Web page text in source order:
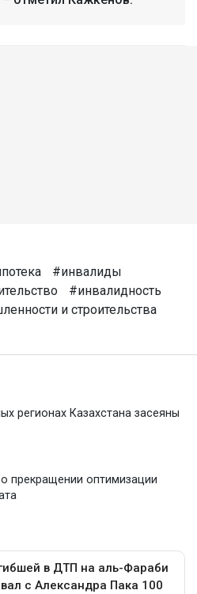
#инвалиды
#инвалидность
и строительства
регионах Казахстана засеяны
о прекращении оптимизации